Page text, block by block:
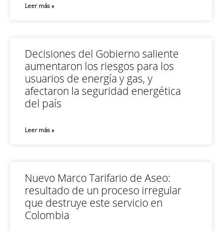
Leer más »
Decisiones del Gobierno saliente
aumentaron los riesgos para los
usuarios de energía y gas, y
afectaron la seguridad energética
del país
Leer más »
Nuevo Marco Tarifario de Aseo:
resultado de un proceso irregular
que destruye este servicio en
Colombia